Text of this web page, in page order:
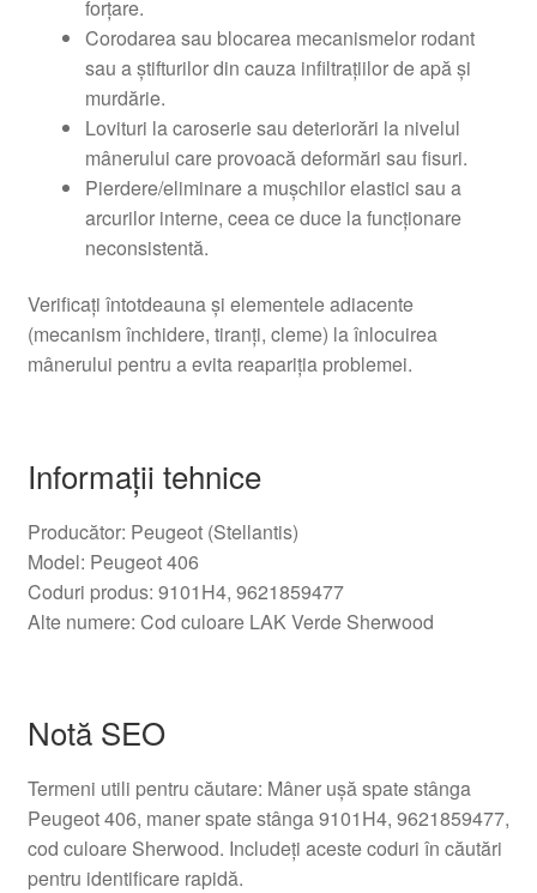
forțare.
Corodarea sau blocarea mecanismelor rodant
sau a știfturilor din cauza infiltrațiilor de apă și
murdărie.
Lovituri la caroserie sau deteriorări la nivelul
mânerului care provoacă deformări sau fisuri.
Pierdere/eliminare a mușchilor elastici sau a
arcurilor interne, ceea ce duce la funcționare
neconsistentă.
Verificați întotdeauna și elementele adiacente
(mecanism închidere, tiranți, cleme) la înlocuirea
mânerului pentru a evita reapariția problemei.
Informații tehnice
Producător: Peugeot (Stellantis)
Model: Peugeot 406
Coduri produs: 9101H4, 9621859477
Alte numere: Cod culoare LAK Verde Sherwood
Notă SEO
Termeni utili pentru căutare: Mâner ușă spate stânga
Peugeot 406, maner spate stânga 9101H4, 9621859477,
cod culoare Sherwood. Includeți aceste coduri în căutări
pentru identificare rapidă.